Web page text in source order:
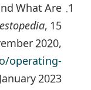
What Are
, 15
2020,
operating-
2023.